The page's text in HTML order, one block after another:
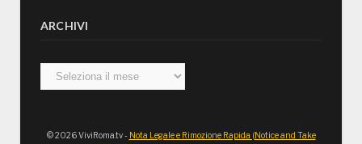
ARCHIVI
Archivi
© 2026 ViviRoma.tv - Nota Legale e Rimozione Rapida (Notice and Take